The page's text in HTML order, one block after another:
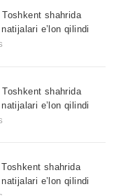
shahrida
e’lon qilindi
shahrida
e’lon qilindi
shahrida
e’lon qilindi